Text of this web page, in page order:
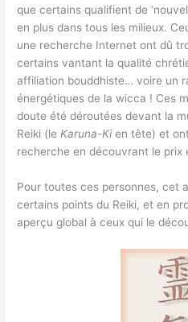
que certains qualifient de
en plus dans tous les milieux.
une recherche Internet ont dû
certains vantant la qualité
affiliation bouddhiste… voire un
énergétiques de la wicca ! Ces
doute été déroutées devant la
Reiki (leKaruna-Kien tête) et
recherche en découvrant le prix
Pour toutes ces personnes, cet
certains points du Reiki, et en
aperçu global à ceux qui le